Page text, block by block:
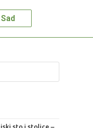
sto i stolice –